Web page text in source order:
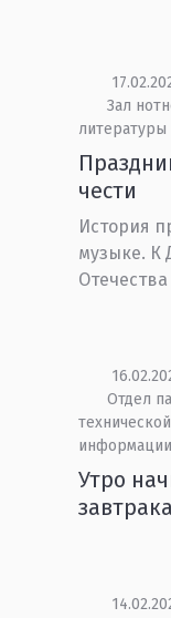
Зал
литературы
чести
История
музыке. К
Отечества
Отдел
информации
Утро
завтрака